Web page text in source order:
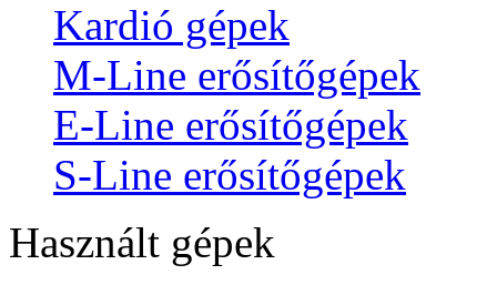
Kardió gépek
M-Line erősítőgépek
E-Line erősítőgépek
S-Line erősítőgépek
Használt gépek